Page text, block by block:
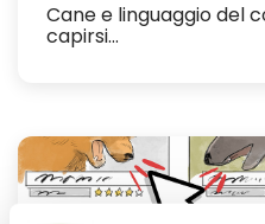
Cane e linguaggio del
capirsi...